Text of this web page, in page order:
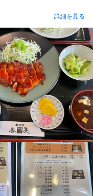
詳細を見る